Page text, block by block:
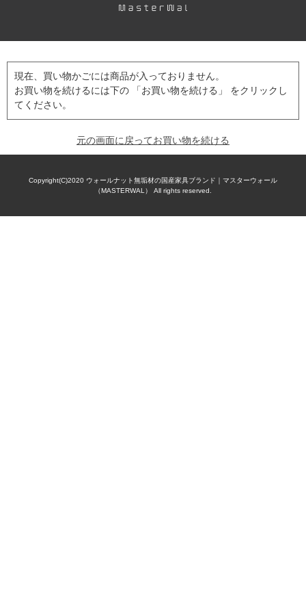
現在、買い物かごには商品が入っておりません。
お買い物を続けるには下の 「お買い物を続ける」 をクリックし
てください。
元の画面に戻ってお買い物を続ける
Copyright(C)2020 ウォールナット無垢材の国産家具ブランド｜マスターウォール
（MASTERWAL） All rights reserved.